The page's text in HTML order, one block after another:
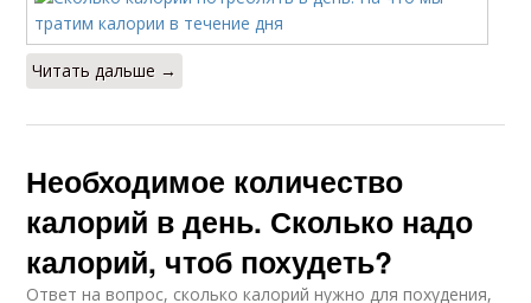
Читать дальше →
Необходимое количество
калорий в день. Сколько надо
калорий, чтоб похудеть?
Ответ на вопрос, сколько калорий нужно для похудения,